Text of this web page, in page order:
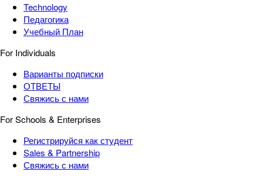
Technology
Педагогика
Учебный План
For Individuals
Варианты подписки
ОТВЕТЫ
Свяжись с нами
For Schools & Enterprises
Регистрируйся как студент
Sales & Partnership
Свяжись с нами